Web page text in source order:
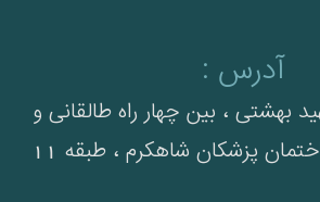
آدرس :
بهشتی ، بین چهار راه طالقانی و
پزشکان شاهکرم ، طبقه 11